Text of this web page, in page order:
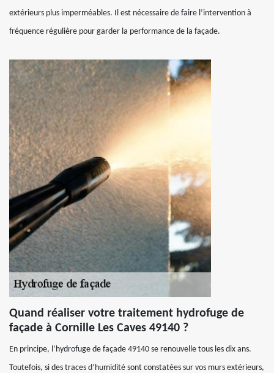
extérieurs plus imperméables. Il est nécessaire de faire l’intervention à
fréquence régulière pour garder la performance de la façade.
Quand réaliser votre traitement hydrofuge de
façade à Cornille Les Caves 49140 ?
En principe, l’hydrofuge de façade 49140 se renouvelle tous les dix ans.
Toutefois, si des traces d’humidité sont constatées sur vos murs extérieurs,